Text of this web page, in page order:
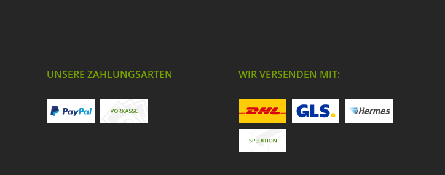
UNSERE ZAHLUNGSARTEN WIR VERSENDEN MIT: